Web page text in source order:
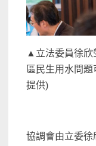
▲立法委員徐欣
區民生用水問
提供)
協調會由立委